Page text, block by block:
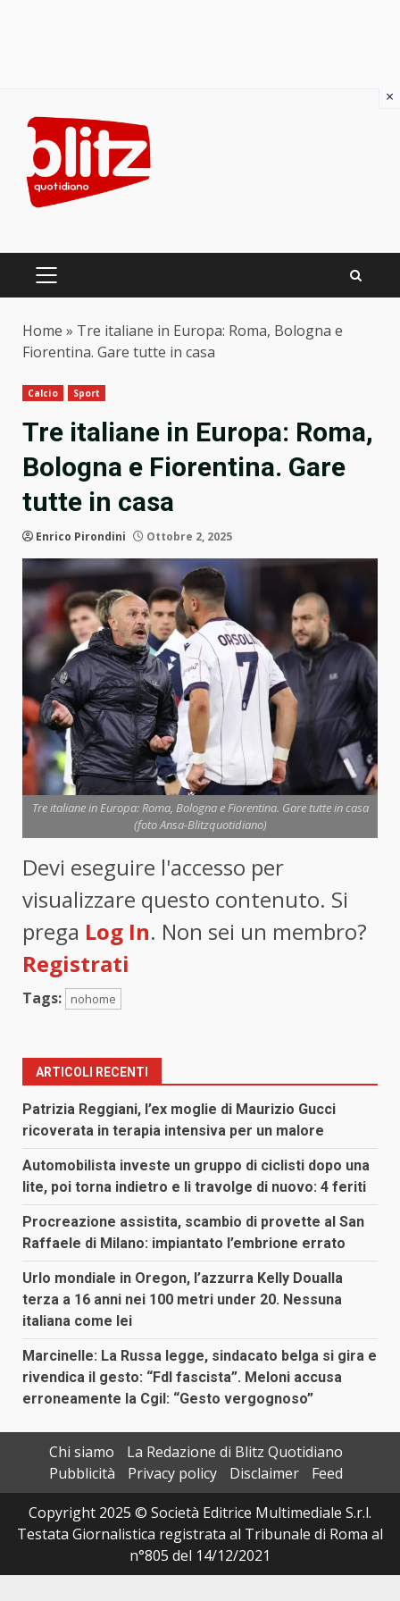
content
PRIMARY
Home » Tre italiane in Europa: Roma, Bologna e
Fiorentina. Gare tutte in casa
Calcio Sport
Tre italiane in Europa: Roma,
Bologna e Fiorentina. Gare
tutte in casa
Enrico Pirondini Ottobre 2, 2025
Tre italiane in Europa: Roma, Bologna e Fiorentina. Gare tutte in casa
(foto Ansa-Blitzquotidiano)
Devi eseguire l'accesso per
visualizzare questo contenuto. Si
prega Log In. Non sei un membro?
Registrati
Tags: nohome
ARTICOLI RECENTI
Patrizia Reggiani, l’ex moglie di Maurizio Gucci
ricoverata in terapia intensiva per un malore
Automobilista investe un gruppo di ciclisti dopo una
lite, poi torna indietro e li travolge di nuovo: 4 feriti
Procreazione assistita, scambio di provette al San
Raffaele di Milano: impiantato l’embrione errato
Urlo mondiale in Oregon, l’azzurra Kelly Doualla
terza a 16 anni nei 100 metri under 20. Nessuna
italiana come lei
Marcinelle: La Russa legge, sindacato belga si gira e
rivendica il gesto: “FdI fascista”. Meloni accusa
erroneamente la Cgil: “Gesto vergognoso”
Chi siamo
La Redazione di Blitz Quotidiano
Pubblicità
Privacy policy Disclaimer
Feed
Copyright 2025 © Società Editrice Multimediale S.r.l.
Testata Giornalistica registrata al Tribunale di Roma al
n°805 del 14/12/2021
×